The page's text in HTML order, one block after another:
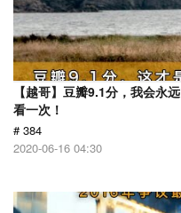
【越哥】豆瓣9.1分，我会永
看一次！
# 384
2020-06-16 04:30